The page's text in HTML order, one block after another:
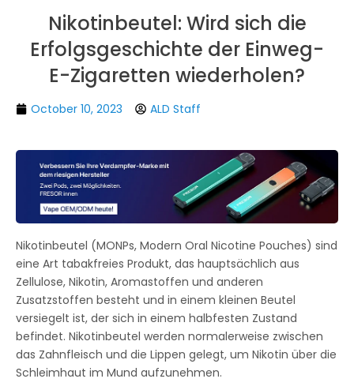
Nikotinbeutel: Wird sich die
Erfolgsgeschichte der Einweg-
E-Zigaretten wiederholen?
October 10, 2023 ALD Staff
Nikotinbeutel (MONPs, Modern Oral Nicotine Pouches) sind
eine Art tabakfreies Produkt, das hauptsächlich aus
Zellulose, Nikotin, Aromastoffen und anderen
Zusatzstoffen besteht und in einem kleinen Beutel
versiegelt ist, der sich in einem halbfesten Zustand
befindet. Nikotinbeutel werden normalerweise zwischen
das Zahnfleisch und die Lippen gelegt, um Nikotin über die
Schleimhaut im Mund aufzunehmen.